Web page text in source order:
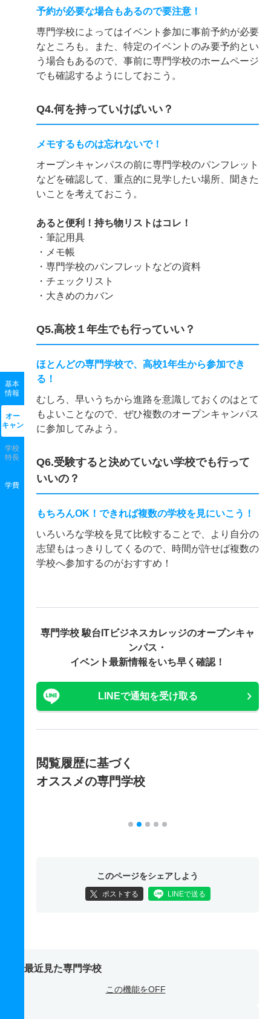
基本
情報
オー
キャン
学校
特長
学費
予約が必要な場合もあるので要注意！
専門学校によってはイベント参加に事前予約が必要
なところも。また、特定のイベントのみ要予約とい
う場合もあるので、事前に専門学校のホームページ
でも確認するようにしておこう。
Q4.何を持っていけばいい？
メモするものは忘れないで！
オープンキャンパスの前に専門学校のパンフレット
などを確認して、重点的に見学したい場所、聞きた
いことを考えておこう。
あると便利！持ち物リストはコレ！
・筆記用具
・メモ帳
・専門学校のパンフレットなどの資料
・チェックリスト
・大きめのカバン
Q5.高校１年生でも行っていい？
ほとんどの専門学校で、高校1年生から参加でき
る！
むしろ、早いうちから進路を意識しておくのはとて
もよいことなので、ぜひ複数のオープンキャンパス
に参加してみよう。
Q6.受験すると決めていない学校でも行って
いいの？
もちろんOK！できれば複数の学校を見にいこう！
いろいろな学校を見て比較することで、より自分の
志望もはっきりしてくるので、時間が許せば複数の
学校へ参加するのがおすすめ！
専門学校 駿台ITビジネスカレッジのオープンキャ
ンパス・
イベント最新情報をいち早く確認！
LINEで通知を受け取る
閲覧履歴に基づく
オススメの専門学校
このページをシェアしよう
ポストする LINEで送る
最近見た専門学校
この機能をOFF